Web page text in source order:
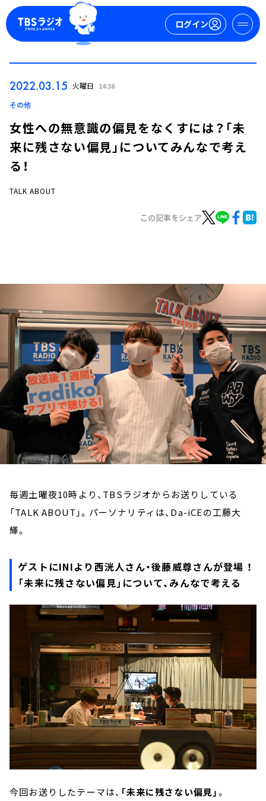
ログイン
イベント・グッズ
会社情報
2022.03.15 火曜日 14:36
その他
女性への無意識の偏見をなくすには？「未
来に残さない偏見」についてみんなで考え
る！
TALK ABOUT
この記事をシェア
毎週土曜夜10時より、TBSラジオからお送りしている
「TALK ABOUT」。パーソナリティは、Da-iCEの工藤大
輝。
ゲストにINIより西洸人さん・後藤威尊さんが登場 ！
「未来に残さない偏見」について、みんなで考える
今回お送りしたテーマは、 「未来に残さない偏見」。